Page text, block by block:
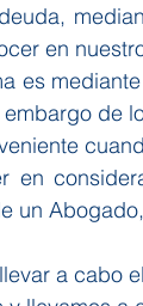
en
es
de
en
un
a cabo